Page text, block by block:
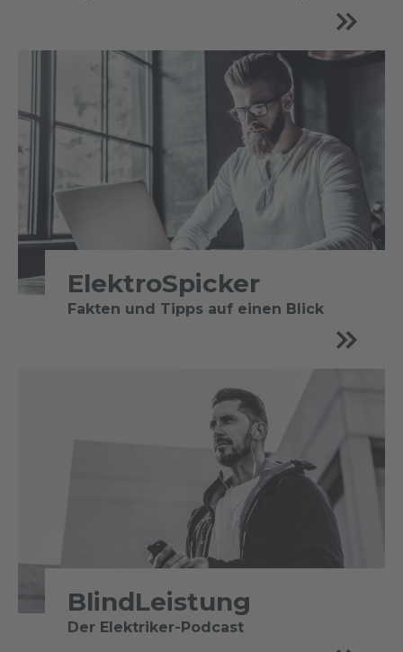
ElektroSpicker
Fakten und Tipps auf einen Blick
BlindLeistung
Der Elektriker-Podcast